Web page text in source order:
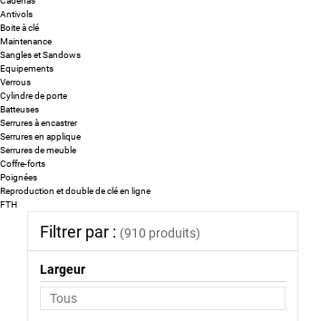
Antivols
Boite à clé
Maintenance
Sangles et Sandows
Equipements
Verrous
Cylindre de porte
Batteuses
Serrures à encastrer
Serrures en applique
Serrures de meuble
Coffre-forts
Poignées
Reproduction et double de clé en ligne
FTH
Filtrer par : (910 produits)
Largeur